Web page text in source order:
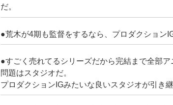
だ。
●荒木が4期も監督をするなら、プロダクション
●すごく売れてるシリーズだから完結まで全部ア
問題はスタジオだ。
プロダクションIGみたいな良いスタジオが引き